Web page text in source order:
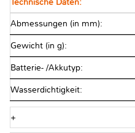
Technische Daten:
Abmessungen (in mm):
Gewicht (in g):
Batterie- /Akkutyp:
Wasserdichtigkeit:
+